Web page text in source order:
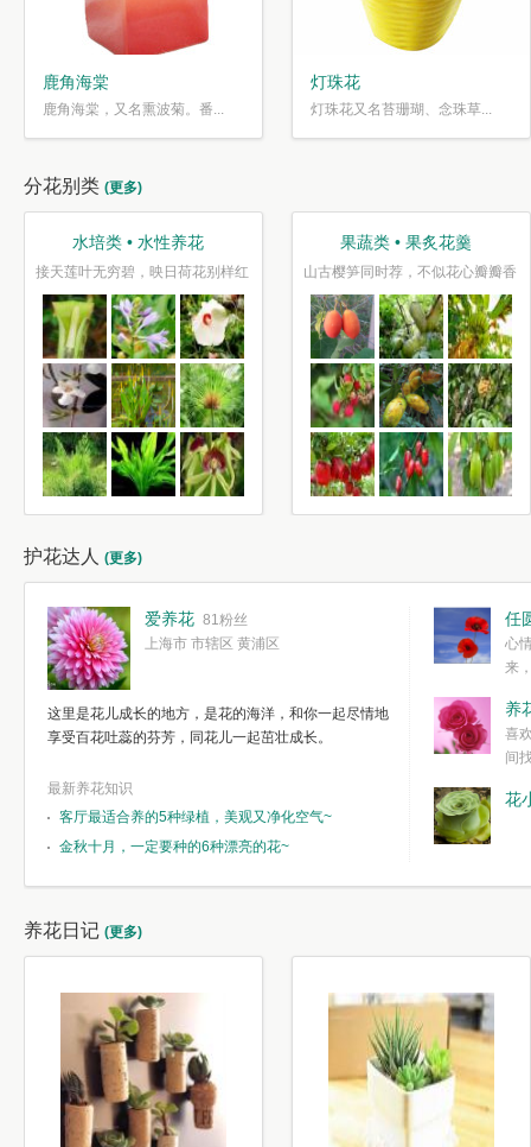
鹿角海棠
鹿角海棠，又名熏波菊。番...
灯珠花
灯珠花又名苔珊瑚、念珠草...
分花别类 (更多)
叶类 • 枝繁叶茂
枫林晚，霜叶红于二月花
趣味类 • 奇花异草
水光潋滟花方好,山色空蒙枝亦奇 千片
护花达人 (更多)
爱养花 81粉丝
上海市 市辖区 黄浦区
这里是花儿成长的地方，是花的海洋，和你一起尽情地
享受百花吐蕊的芬芳，同花儿一起茁壮成长。
最新养花知识
客厅最适合养的5种绿植，美观又净化空气~
金秋十月，一定要种的6种漂亮的花~
任
心
来
简单愉快的心
我们自己复杂
养
喜
间
花
养花日记 (更多)